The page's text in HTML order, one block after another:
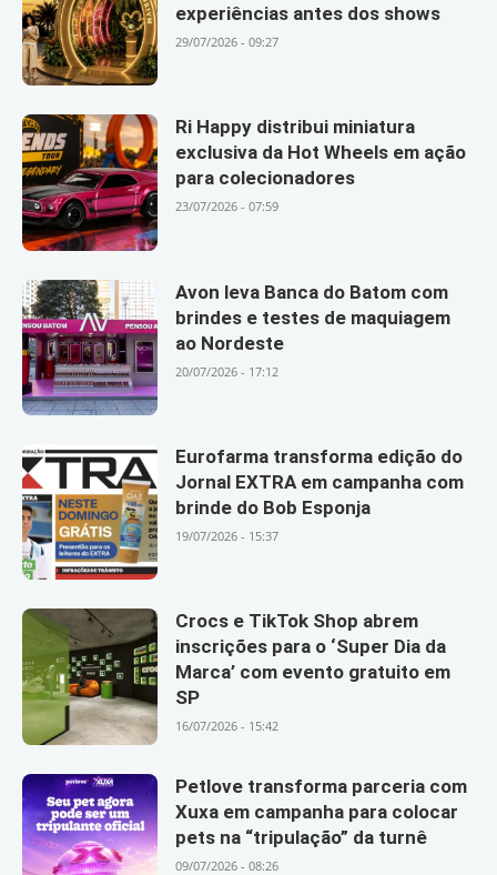
experiências antes dos shows
29/07/2026 - 09:27
Ri Happy distribui miniatura
exclusiva da Hot Wheels em ação
para colecionadores
23/07/2026 - 07:59
Avon leva Banca do Batom com
brindes e testes de maquiagem
ao Nordeste
20/07/2026 - 17:12
Eurofarma transforma edição do
Jornal EXTRA em campanha com
brinde do Bob Esponja
19/07/2026 - 15:37
Crocs e TikTok Shop abrem
inscrições para o ‘Super Dia da
Marca’ com evento gratuito em
SP
16/07/2026 - 15:42
Petlove transforma parceria com
Xuxa em campanha para colocar
pets na “tripulação” da turnê
09/07/2026 - 08:26